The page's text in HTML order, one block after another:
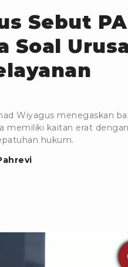
Sebut
Soal
Wiyagus menegaskan
memiliki kaitan erat dengan
hukum.